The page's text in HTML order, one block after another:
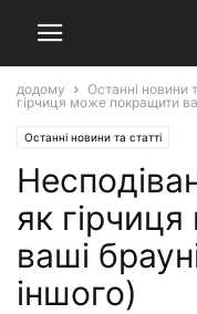
додому Останні новини
гірчиця може покращити
Останні новини та статті
як
ваші
іншого)